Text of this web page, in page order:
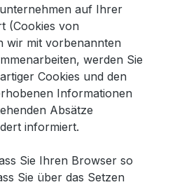
auf Ihrer
(Cookies von
wir mit vorbenannten
werden Sie
Cookies und den
Informationen
Absätze
informiert.
Sie Ihren Browser so
Sie über das Setzen